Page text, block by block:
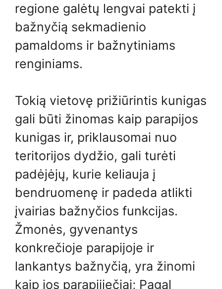
regione galėtų lengvai patekti į
bažnyčią sekmadienio
pamaldoms ir bažnytiniams
renginiams.
Tokią vietovę prižiūrintis kunigas
gali būti žinomas kaip parapijos
kunigas ir, priklausomai nuo
teritorijos dydžio, gali turėti
padėjėjų, kurie keliauja į
bendruomenę ir padeda atlikti
įvairias bažnyčios funkcijas.
Žmonės, gyvenantys
konkrečioje parapijoje ir
lankantys bažnyčią, yra žinomi
kaip jos parapijiečiai; Pagal